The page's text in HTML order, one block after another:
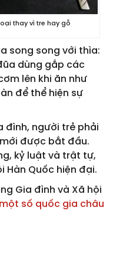
thay vì tre hay gỗ
song song với thìa:
dùng gắp các
lên khi ăn như
để thể hiện sự
đình, người trẻ phải
được bắt đầu.
kỷ luật và trật tự,
Hàn Quốc hiện đại.
Gia đình và Xã hội
số quốc gia châu